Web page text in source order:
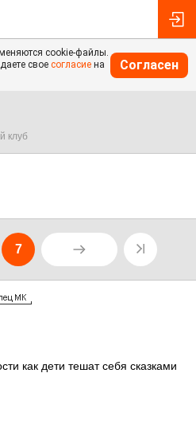
cookie-файлы.
свое согласие на
Согласен
клуб
7
как дети тешат себя сказками